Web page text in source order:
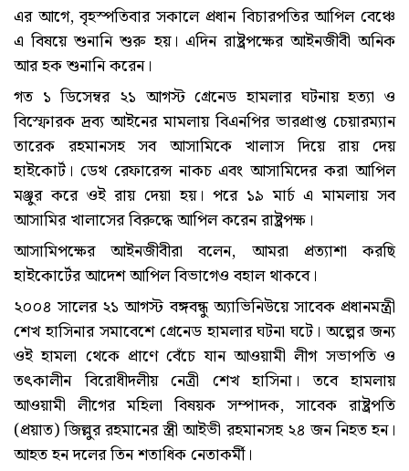
এর আগে, বৃহস্পতিবার সকালে প্রধান বিচারপতির আপিল বেঞ্চে
এ বিষয়ে শুনানি শুরু হয়। এদিন রাষ্ট্রপক্ষের আইনজীবী অনিক
আর হক শুনানি করেন।
গত ১ ডিসেম্বর ২১ আগস্ট গ্রেনেড হামলার ঘটনায় হত্যা ও
বিস্ফোরক দ্রব্য আইনের মামলায় বিএনপির ভারপ্রাপ্ত চেয়ারম্যান
তারেক রহমানসহ সব আসামিকে খালাস দিয়ে রায় দেয়
হাইকোর্ট। ডেথ রেফারেন্স নাকচ এবং আসামিদের করা আপিল
মঞ্জুর করে ওই রায় দেয়া হয়। পরে ১৯ মার্চ এ মামলায় সব
আসামির খালাসের বিরুদ্ধে আপিল করেন রাষ্ট্রপক্ষ।
আসামিপক্ষের আইনজীবীরা বলেন, আমরা প্রত্যাশা করছি
হাইকোর্টের আদেশ আপিল বিভাগেও বহাল থাকবে।
২০০৪ সালের ২১ আগস্ট বঙ্গবন্ধু অ্যাভিনিউয়ে সাবেক প্রধানমন্ত্রী
শেখ হাসিনার সমাবেশে গ্রেনেড হামলার ঘটনা ঘটে। অল্পের জন্য
ওই হামলা থেকে প্রাণে বেঁচে যান আওয়ামী লীগ সভাপতি ও
তৎকালীন বিরোধীদলীয় নেত্রী শেখ হাসিনা। তবে হামলায়
আওয়ামী লীগের মহিলা বিষয়ক সম্পাদক, সাবেক রাষ্ট্রপতি
(প্রয়াত) জিল্লুর রহমানের স্ত্রী আইভী রহমানসহ ২৪ জন নিহত হন।
আহত হন দলের তিন শতাধিক নেতাকর্মী।